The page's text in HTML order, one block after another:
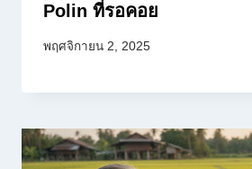
Polin ที่รอคอย
พฤศจิกายน 2, 2025